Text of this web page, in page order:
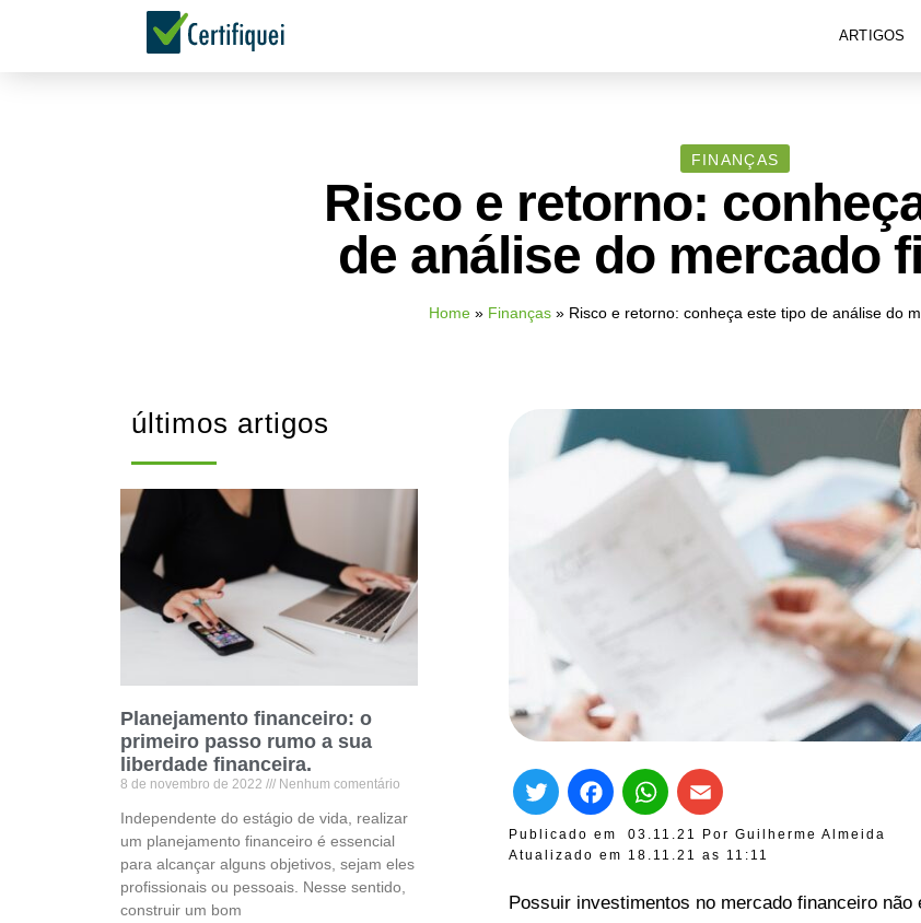
ARTIGOS
FINANÇAS
Risco e retorno:
de análise do mercado
Home » Finanças » Risco e retorno: conheça este tipo de análise do
últimos artigos
Planejamento financeiro: o
primeiro passo rumo a sua
liberdade financeira.
8 de novembro de 2022 Nenhum comentário
Independente do estágio de vida, realizar
um planejamento financeiro é essencial
para alcançar alguns objetivos, sejam eles
profissionais ou pessoais. Nesse sentido,
construir um bom
Publicado em 03.11.21 Por Guilherme Almeida
Atualizado em 18.11.21 as 11:11
TwitterFacebook
WhatsApp
Possuir investimentos no mercado financeiro